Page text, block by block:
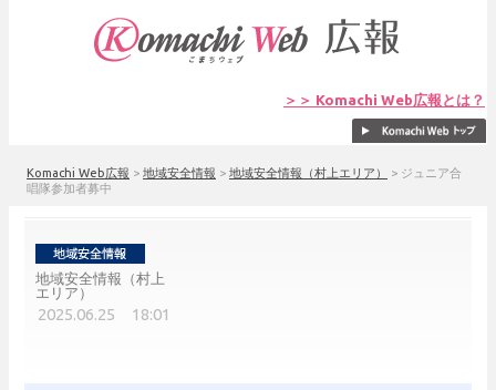
＞＞ Komachi Web広報とは？
Komachi Web広報 > 地域安全情報 > 地域安全情報（村上エリア） > ジュニア合
唱隊参加者募中
地域安全情報（村上
エリア）
2025.06.25 18:01